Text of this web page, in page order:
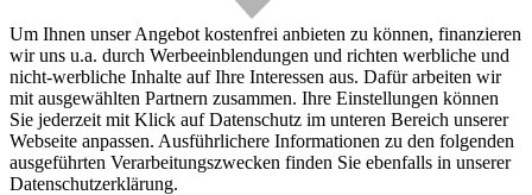
Um Ihnen unser Angebot kostenfrei anbieten zu können, finanzieren
wir uns u.a. durch Werbeeinblendungen und richten werbliche und
nicht-werbliche Inhalte auf Ihre Interessen aus. Dafür arbeiten wir
mit ausgewählten Partnern zusammen. Ihre Einstellungen können
Sie jederzeit mit Klick auf Datenschutz im unteren Bereich unserer
Webseite anpassen. Ausführlichere Informationen zu den folgenden
ausgeführten Verarbeitungszwecken finden Sie ebenfalls in unserer
Datenschutzerklärung.